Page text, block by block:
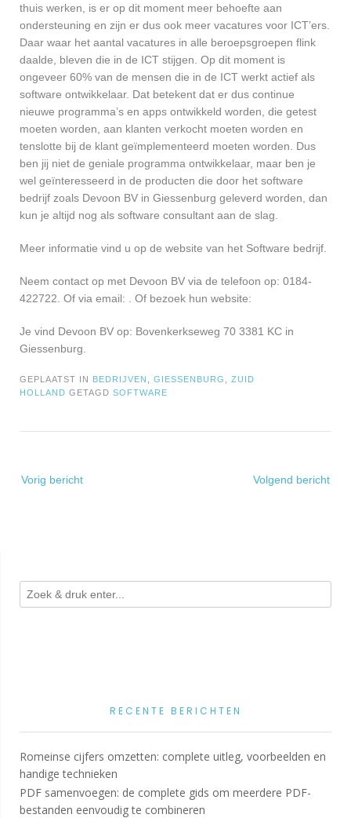
thuis werken, is er op dit moment meer behoefte aan
ondersteuning en zijn er dus ook meer vacatures voor ICT’ers.
Daar waar het aantal vacatures in alle beroepsgroepen flink
daalde, bleven die in de ICT stijgen. Op dit moment is
ongeveer 60% van de mensen die in de ICT werkt actief als
software ontwikkelaar. Dat betekent dat er dus continue
nieuwe programma’s en apps ontwikkeld worden, die getest
moeten worden, aan klanten verkocht moeten worden en
tenslotte bij de klant geïmplementeerd moeten worden. Dus
ben jij niet de geniale programma ontwikkelaar, maar ben je
wel geïnteresseerd in de producten die door het software
bedrijf zoals Devoon BV in Giessenburg geleverd worden, dan
kun je altijd nog als software consultant aan de slag.
Meer informatie vind u op de website van het Software bedrijf.
Neem contact op met Devoon BV via de telefoon op: 0184-
422722. Of via email:
. Of bezoek hun website:
Je vind Devoon BV op: Bovenkerkseweg 70 3381 KC in
Giessenburg.
GEPLAATST IN BEDRIJVEN GIESSENBURG
ZUID
HOLLAND GETAGD SOFTWARE
navigatie
Vorig bericht Volgend bericht
RECENTE BERICHTEN
Romeinse cijfers omzetten: complete uitleg, voorbeelden en
handige technieken
PDF samenvoegen: de complete gids om meerdere PDF-
bestanden eenvoudig te combineren